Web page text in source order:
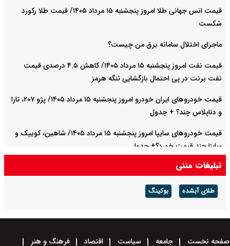
قیمت انس جهانی طلا امروز پنجشنبه ۱۵ مرداد ۱۴۰۵/ قیمت طلا رکورد
شکست
ماجرای اختلال سامانه برق من چیست؟
قیمت نفت امروز پنجشنبه ۱۵ مرداد ۱۴۰۵/ کاهش ۴.۵ درصدی قیمت
نفت برنت در پی احتمال بازگشایی تنگه هرمز
قیمت خودرو‌های ایران خودرو امروز پنجشنبه ۱۵ مرداد ۱۴۰۵/ پژو ۲۰۷، تارا
و دناپلاس چند؟ + جدول
قیمت خودرو‌های سایپا امروز پنجشنبه ۱۵ مرداد ۱۴۰۵/ شاهین، کوییک و
ساینا چند قیمت خورد؟+ جدول
قیمت دینار عراق امروز پنجشنبه ۱۵ مرداد ۱۴۰۵ اعلام شد + جدول
تبلیغات متنی
طلای آبشده بوکینگ
صفحه نخست جامعه سیاست اقتصاد فرهنگ و هنر